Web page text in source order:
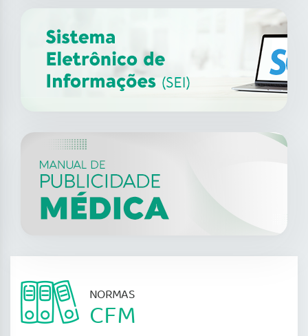
XII Fórum de Medicina do
Trabalho do CFM
14 ago
2026
NORMAS
CFM